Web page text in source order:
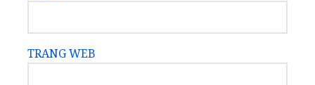
TRANG WEB